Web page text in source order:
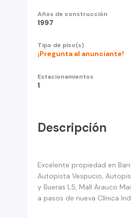
Años de construcción
1997
Tipo de piso(s)
¡Pregunta al anunciante!
Estacionamientos
1
Descripción
Excelente propiedad en
Autopista Vespucio,
y Bueras L5, Mall Arauco
a pasos de nueva Clínica